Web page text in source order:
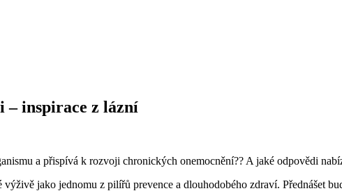
inspirace z lázní
a přispívá k rozvoji chronických onemocnění?? A jaké odpovědi
jako jednomu z pilířů prevence a dlouhodobého zdraví. Přednášet